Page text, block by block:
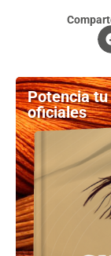
Potencia
oficiales